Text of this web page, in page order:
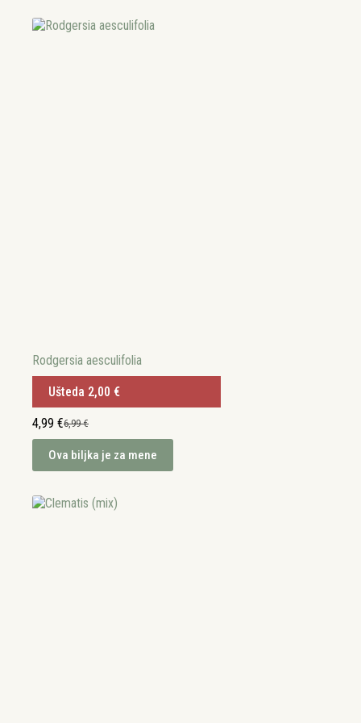
Rodgersia aesculifolia
Ušteda 2,00 €
6,99€
Izvorna
bila
je:
4,99 €Trenutna
je:
4,99 €.
Ova biljka je za mene